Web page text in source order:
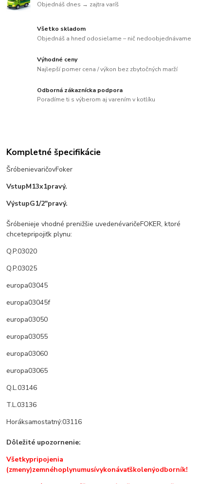
Objednáš dnes → zajtra varíš
Všetko skladom
Objednáš a hneď odosielame – nič nedoobjednávame
Výhodné ceny
Najlepší pomer cena / výkon bez zbytočných marží
Odborná zákaznícka podpora
Poradíme ti s výberom aj varením v kotlíku
Kompletné špecifikácie
ŠróbenievaričovFoker
VstupM13x1pravý.
VýstupG1/2"pravý.
Šróbenieje vhodné prenižšie uvedenévaričeFOKER,ktoré
chcetepripojiťk plynu:
Q.P.03020
Q.P.03025
europa03045
europa03045f
europa03050
europa03055
europa03060
europa03065
Q.L.03146
T.L.03136
Horáksamostatný:03116
Dôležité upozornenie:
Všetkypripojenia
(zmeny)zemnéhoplynumusívykonávaťškolenýodborník!